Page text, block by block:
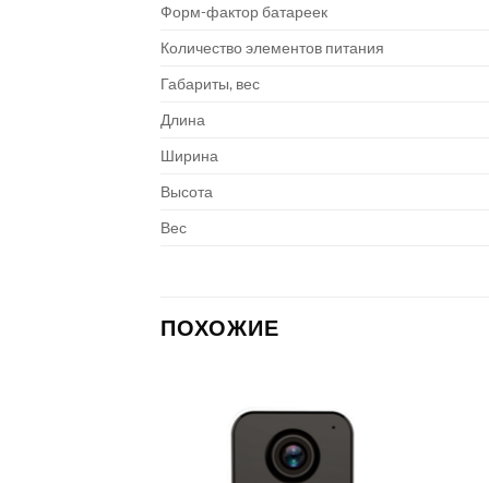
Форм-фактор батареек
Количество элементов питания
Габариты, вес
Длина
Ширина
Высота
Вес
ПОХОЖИЕ